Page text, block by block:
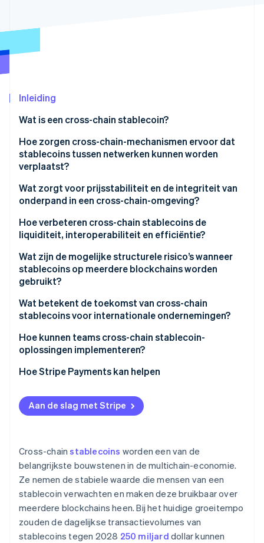
Climate
Stripe Sessions 2026
Ontdek hoe Stripe de economische
Nu bekijken
Inleiding
Wat is een cross-chain stablecoin?
Hoe zorgen cross-chain-mechanismen ervoor dat
stablecoins tussen netwerken kunnen worden
verplaatst?
Wat zorgt voor prijsstabiliteit en de integriteit van
onderpand in een cross-chain-omgeving?
Uniforme onderpanddekking
Controles voor ’burn-and-mint’ of ’lock-and-unlock’
Door arbitrage gestuurde prijsafstemming
Zichtbaarheid van onderpand en verklaringen
Betrouwbaarheid van bridges en protocollen
Hoe verbeteren cross-chain stablecoins de
liquiditeit, interoperabiliteit en efficiëntie?
Wat zijn de mogelijke structurele risico’s wanneer
stablecoins op meerdere blockchains worden
gebruikt?
Kwetsbaarheden in de brug
Uitdagingen in de workflow
Regelgeving
Wat betekent de toekomst van cross-chain
stablecoins voor internationale ondernemingen?
Hoe kunnen teams cross-chain stablecoin-
oplossingen implementeren?
Veranker de beslissing in je toepassing
Kies stablecoins die bij je markten passen
Evalueer je cross-chain-routes
Verberg de complexiteit van multichain
Hoe Stripe Payments kan helpen
Aan de slag met Stripe
Cross-chainstablecoins worden een van de
belangrijkste bouwstenen in de multichain-economie.
Ze nemen de stabiele waarde die mensen van een
stablecoin verwachten en maken deze bruikbaar over
meerdere blockchains heen. Bij het huidige groeitempo
zouden de dagelijkse transactievolumes van
stablecoins tegen 2028 250 miljard dollar kunnen